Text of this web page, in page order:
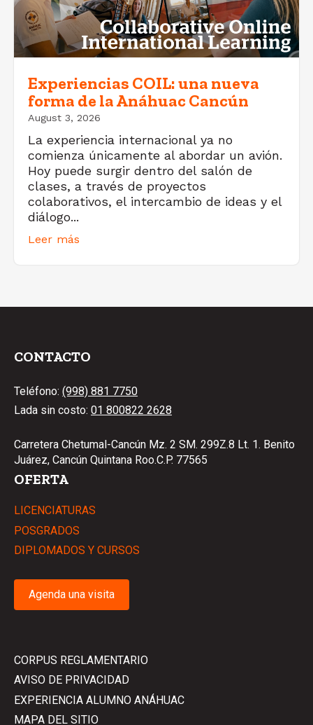
Experiencias COIL: una nueva
forma de la Anáhuac Cancún
August 3, 2026
La experiencia internacional ya no
comienza únicamente al abordar un avión.
Hoy puede surgir dentro del salón de
clases, a través de proyectos
colaborativos, el intercambio de ideas y el
diálogo...
Leer más
CONTACTO
Teléfono: (998) 881 7750
Lada sin costo: 01 800822 2628
Carretera Chetumal-Cancún Mz. 2 SM. 299Z.8 Lt. 1. Benito
Juárez, Cancún Quintana Roo.C.P. 77565
OFERTA
LICENCIATURAS
POSGRADOS
DIPLOMADOS Y CURSOS
Agenda una visita
CORPUS REGLAMENTARIO
AVISO DE PRIVACIDAD
EXPERIENCIA ALUMNO ANÁHUAC
MAPA DEL SITIO